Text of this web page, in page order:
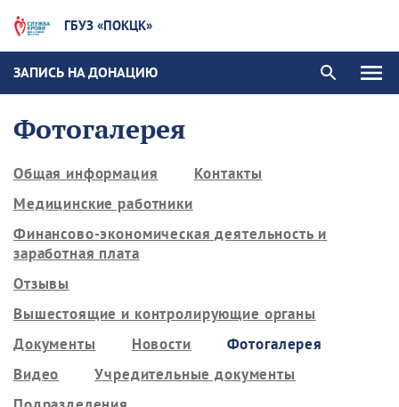
ГБУЗ «ПОКЦК»
ЗАПИСЬ НА ДОНАЦИЮ
Фотогалерея
Общая информация
Контакты
Медицинские работники
Финансово-экономическая деятельность и
заработная плата
Отзывы
Вышестоящие и контролирующие органы
Документы
Новости
Фотогалерея
Видео
Учредительные документы